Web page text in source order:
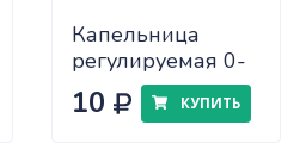
Капельница
регулируемая 0-
70
10 КУПИТЬ